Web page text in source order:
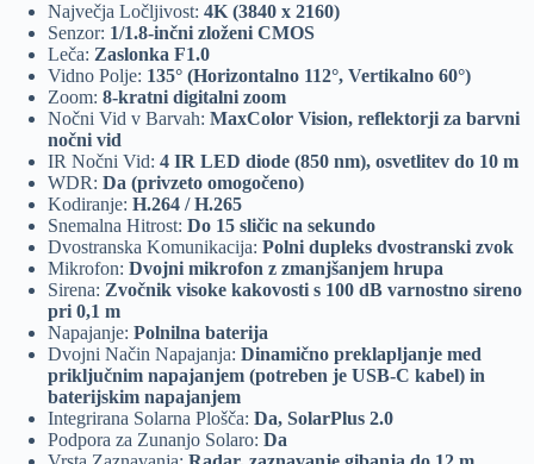
Največja Ločljivost: 4K (3840 x 2160)
Senzor: 1/1.8-inčni zloženi CMOS
Leča: Zaslonka F1.0
Vidno Polje: 135° (Horizontalno 112°, Vertikalno 60°)
Zoom: 8-kratni digitalni zoom
Nočni Vid v Barvah: MaxColor Vision, reflektorji za barvni
nočni vid
IR Nočni Vid: 4 IR LED diode (850 nm), osvetlitev do 10 m
WDR: Da (privzeto omogočeno)
Kodiranje: H.264 / H.265
Snemalna Hitrost: Do 15 sličic na sekundo
Dvostranska Komunikacija: Polni dupleks dvostranski zvok
Mikrofon: Dvojni mikrofon z zmanjšanjem hrupa
Sirena: Zvočnik visoke kakovosti s 100 dB varnostno sireno
pri 0,1 m
Napajanje: Polnilna baterija
Dvojni Način Napajanja: Dinamično preklapljanje med
priključnim napajanjem (potreben je USB-C kabel) in
baterijskim napajanjem
Integrirana Solarna Plošča: Da, SolarPlus 2.0
Podpora za Zunanjo Solaro: Da